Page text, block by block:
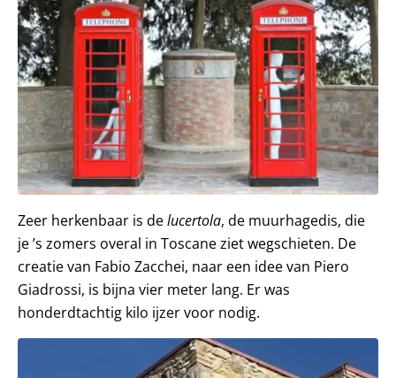
Zeer herkenbaar is delucertola, de muurhagedis, die
je ’s zomers overal in Toscane ziet wegschieten. De
creatie van Fabio Zacchei, naar een idee van Piero
Giadrossi, is bijna vier meter lang. Er was
honderdtachtig kilo ijzer voor nodig.